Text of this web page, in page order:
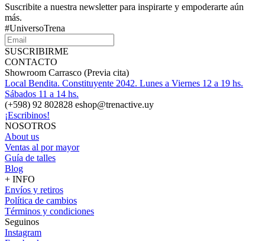
Suscribite a nuestra newsletter para inspirarte y empoderarte aún
más.
#UniversoTrena
SUSCRIBIRME
CONTACTO
Showroom Carrasco (Previa cita)
Local Bendita. Constituyente 2042. Lunes a Viernes 12 a 19 hs.
Sábados 11 a 14 hs.
(+598) 92 802828 eshop@trenactive.uy
¡Escribinos!
NOSOTROS
About us
Ventas al por mayor
Guía de talles
Blog
+ INFO
Envíos y retiros
Política de cambios
Términos y condiciones
Seguinos
Instagram